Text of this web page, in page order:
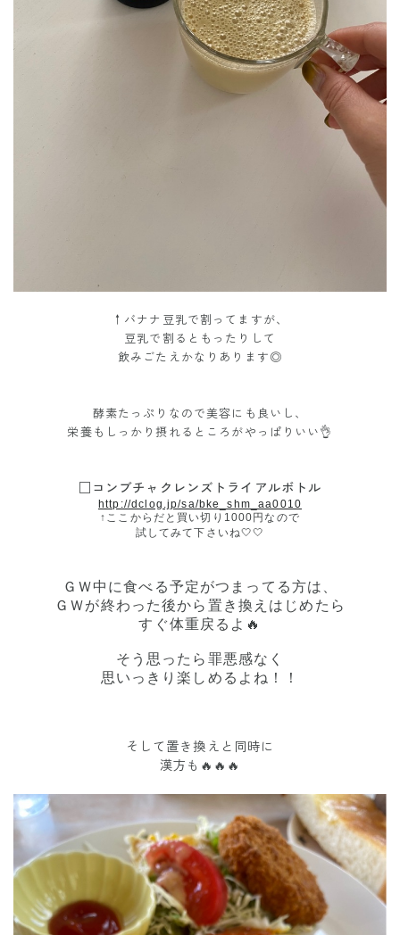
↑バナナ豆乳で割ってますが、
豆乳で割るともったりして
飲みごたえかなりあります◎
酵素たっぷりなので美容にも良いし、
栄養もしっかり摂れるところがやっぱりいい👌
□コンブチャクレンズトライアルボトル
http://dclog.jp/sa/bke_shm_aa0010
↑ここからだと買い切り1000円なので
試してみて下さいね🤍🤍
ＧＷ中に食べる予定がつまってる方は、
ＧＷが終わった後から置き換えはじめたら
すぐ体重戻るよ🔥
そう思ったら罪悪感なく
思いっきり楽しめるよね！！
そして置き換えと同時に
漢方も🔥🔥🔥